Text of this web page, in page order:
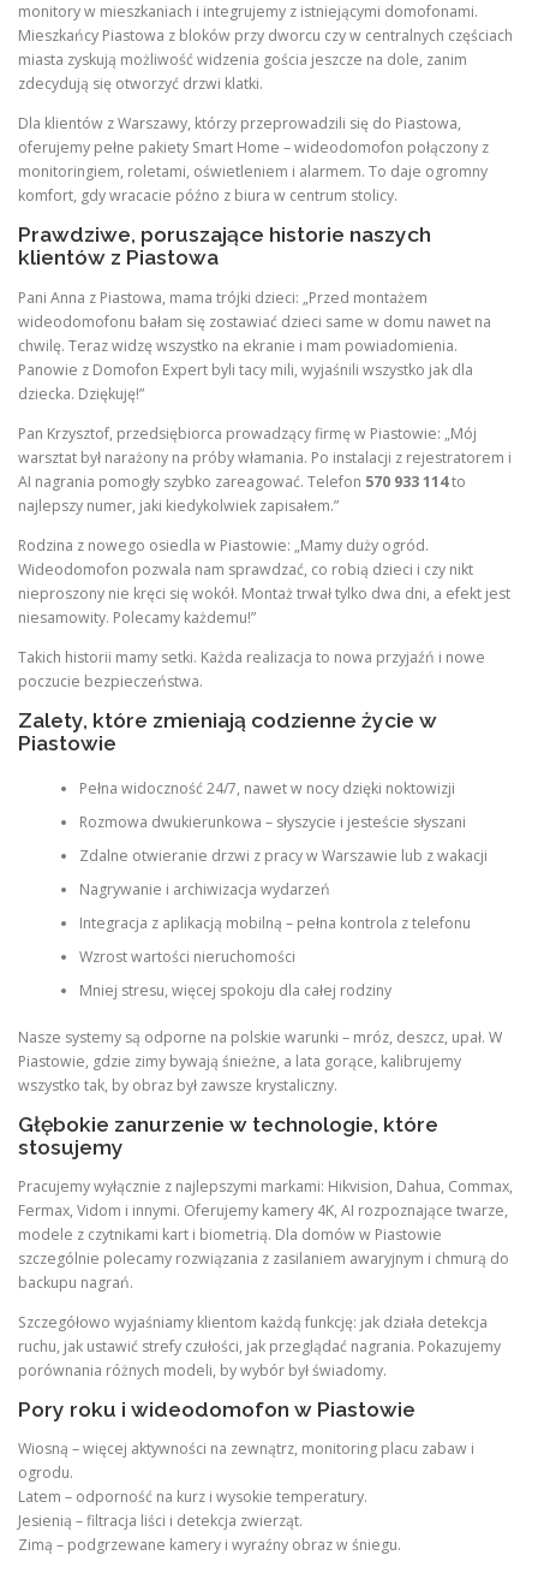
monitory w mieszkaniach i integrujemy z istniejącymi domofonami.
Mieszkańcy Piastowa z bloków przy dworcu czy w centralnych częściach
miasta zyskują możliwość widzenia gościa jeszcze na dole, zanim
zdecydują się otworzyć drzwi klatki.
Dla klientów z Warszawy, którzy przeprowadzili się do Piastowa,
oferujemy pełne pakiety Smart Home – wideodomofon połączony z
monitoringiem, roletami, oświetleniem i alarmem. To daje ogromny
komfort, gdy wracacie późno z biura w centrum stolicy.
Prawdziwe, poruszające historie naszych
klientów z Piastowa
Pani Anna z Piastowa, mama trójki dzieci: „Przed montażem
wideodomofonu bałam się zostawiać dzieci same w domu nawet na
chwilę. Teraz widzę wszystko na ekranie i mam powiadomienia.
Panowie z Domofon Expert byli tacy mili, wyjaśnili wszystko jak dla
dziecka. Dziękuję!”
Pan Krzysztof, przedsiębiorca prowadzący firmę w Piastowie: „Mój
warsztat był narażony na próby włamania. Po instalacji z rejestratorem i
AI nagrania pomogły szybko zareagować. Telefon 570 933 114to
najlepszy numer, jaki kiedykolwiek zapisałem.”
Rodzina z nowego osiedla w Piastowie: „Mamy duży ogród.
Wideodomofon pozwala nam sprawdzać, co robią dzieci i czy nikt
nieproszony nie kręci się wokół. Montaż trwał tylko dwa dni, a efekt jest
niesamowity. Polecamy każdemu!”
Takich historii mamy setki. Każda realizacja to nowa przyjaźń i nowe
poczucie bezpieczeństwa.
Zalety, które zmieniają codzienne życie w
Piastowie
Pełna widoczność 24/7, nawet w nocy dzięki noktowizji
Rozmowa dwukierunkowa – słyszycie i jesteście słyszani
Zdalne otwieranie drzwi z pracy w Warszawie lub z wakacji
Nagrywanie i archiwizacja wydarzeń
Integracja z aplikacją mobilną – pełna kontrola z telefonu
Wzrost wartości nieruchomości
Mniej stresu, więcej spokoju dla całej rodziny
Nasze systemy są odporne na polskie warunki – mróz, deszcz, upał. W
Piastowie, gdzie zimy bywają śnieżne, a lata gorące, kalibrujemy
wszystko tak, by obraz był zawsze krystaliczny.
Głębokie zanurzenie w technologie, które
stosujemy
Pracujemy wyłącznie z najlepszymi markami: Hikvision, Dahua, Commax,
Fermax, Vidom i innymi. Oferujemy kamery 4K, AI rozpoznające twarze,
modele z czytnikami kart i biometrią. Dla domów w Piastowie
szczególnie polecamy rozwiązania z zasilaniem awaryjnym i chmurą do
backupu nagrań.
Szczegółowo wyjaśniamy klientom każdą funkcję: jak działa detekcja
ruchu, jak ustawić strefy czułości, jak przeglądać nagrania. Pokazujemy
porównania różnych modeli, by wybór był świadomy.
Pory roku i wideodomofon w Piastowie
Wiosną – więcej aktywności na zewnątrz, monitoring placu zabaw i
ogrodu.
Latem – odporność na kurz i wysokie temperatury.
Jesienią – filtracja liści i detekcja zwierząt.
Zimą – podgrzewane kamery i wyraźny obraz w śniegu.